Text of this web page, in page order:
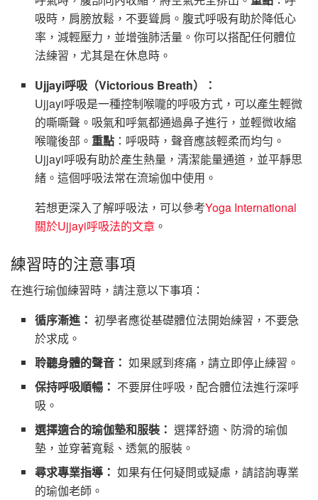
吸時，肩膀放鬆，不要聳肩。腹式呼吸有助於降低心
率，減輕壓力，並增強肺活量。你可以搭配任何體位
法練習，尤其是在休息時。
Ujjayi呼吸（Victorious Breath）：
Ujjayi呼吸是一種控制喉嚨的呼吸方式，可以產生輕微
的嘶嘶聲。吸氣和呼氣都通過鼻子進行，並輕微收縮
喉嚨後部。 重點 ：呼吸時，聲音應該輕柔而均勻。
Ujjayi呼吸有助於產生熱量，清潔能量通道，並平靜思
緒。這個呼吸法常在流瑜伽中使用。
若想更深入了解呼吸法，可以參考Yoga International
關於Ujjayi呼吸法的文章 。
練習時的注意事項
在進行瑜伽練習時，請注意以下事項：
循序漸進： 初學者應從基礎體位法開始練習，不要急
於求成。
聆聽身體的聲音： 如果感到疼痛，請立即停止練習。
保持呼吸順暢： 不要屏住呼吸，配合體位法進行深呼
吸。
選擇適合的瑜伽墊和服裝： 選擇舒適、防滑的瑜伽
墊，並穿著寬鬆、透氣的服裝。
尋求專業指導： 如果有任何疑問或疑慮，請諮詢專業
的瑜伽老師。